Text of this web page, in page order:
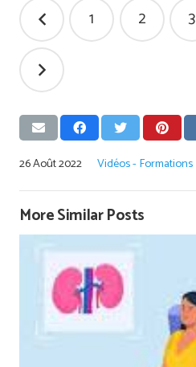
des
publications
1 2 3
26 Août 2022 Vidéos - Formations
More Similar Posts